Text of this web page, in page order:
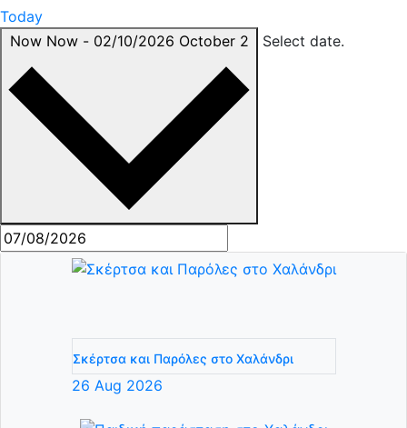
Today
Now Now - 02/10/2026 October 2 Select date.
Σκέρτσα και Παρόλες στο Χαλάνδρι
26 Aug 2026